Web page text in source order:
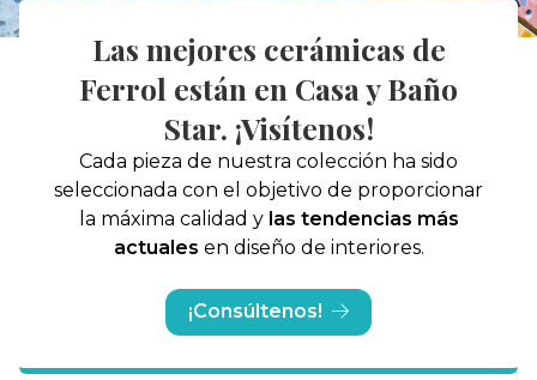
Las mejores cerámicas de
Ferrol están en Casa y Baño
Star. ¡Visítenos!
Cada pieza de nuestra colección ha sido
seleccionada con el objetivo de proporcionar
la máxima calidad y las tendencias más
actuales en diseño de interiores.
¡Consúltenos!